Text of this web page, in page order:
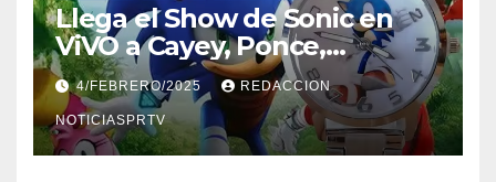
Llega el Show de Sonic en
ViVO a Cayey, Ponce,
Barceloneta y Humacao,
Relojes gratis para el que
compre ahora….
4/FEBRERO/2025 REDACCION
NOTICIASPRTV